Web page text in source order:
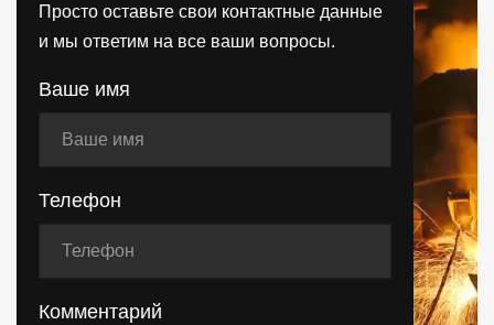
Просто оставьте свои контактные данные
и мы ответим на все ваши вопросы.
Ваше имя
Телефон
Комментарий